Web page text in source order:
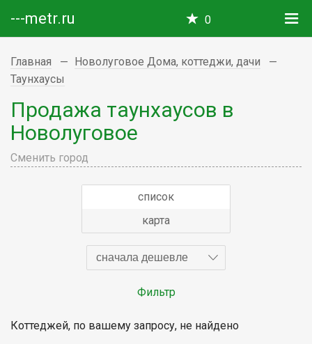
---metr.ru 0
Главная
Новолуговое Дома, коттеджи, дачи
Таунхаусы
Продажа таунхаусов в
Новолуговое
Сменить город
список
карта
сначала дешевле
Фильтр
Коттеджей, по вашему запросу, не найдено